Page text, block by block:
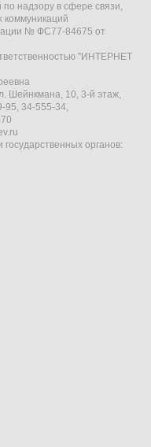
надзору в сфере связи,
коммуникаций
№ ФС77-84675 от
"ИНТЕРНЕТ
Шейнкмана, 10, 3-й этаж,
95, 34-555-34,
органов: